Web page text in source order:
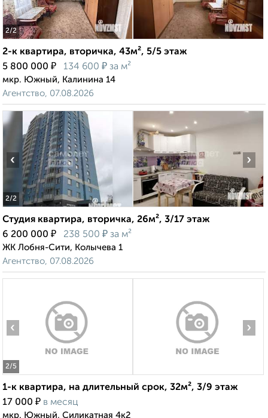
2/2
2-к квартира, вторичка, 43м², 5/5 этаж
5 800 000 ₽ 134 600 ₽ за м²
мкр. Южный, Калинина 14
Агентство, 07.08.2026
2/2
‹ ›
Студия квартира, вторичка, 26м², 3/17 этаж
6 200 000 ₽ 238 500 ₽ за м²
ЖК Лобня-Сити, Колычева 1
Агентство, 07.08.2026
2/5
‹ ›
1-к квартира, на длительный срок, 32м², 3/9 этаж
17 000 ₽ в месяц
мкр. Южный, Силикатная 4к2